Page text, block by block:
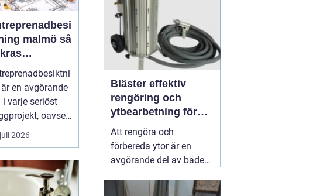
malmö så
i
en avgörande
i varje seriöst
oavsett
det handlar om
2026
Bläster effektiv
rengöring och
ytbearbetning för
proffs och
hantverkare
Att rengöra och
förbereda ytor är en
avgörande del av både
renovering. Färg, rost,